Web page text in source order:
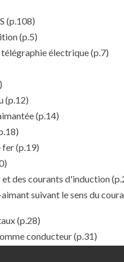
(p.108)
(p.5)
électrique(p.7)
(p.12)
(p.14)
fer(p.19)
des courants d'induction
suivant le sens du
(p.28)
conducteur(p.31)